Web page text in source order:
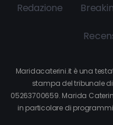
Redazione
Maridacaterini.it è una
stampa del tribunale di
05263700659. Marida
in particolare di programmi